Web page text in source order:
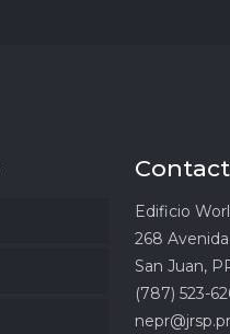
Edificio
268
San Juan,
(787) 523-